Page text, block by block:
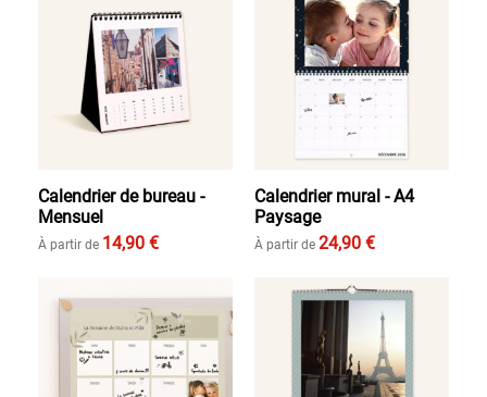
Calendrier de bureau -
Mensuel
À partir de 14,90 €
Calendrier mural - A4
Paysage
À partir de 24,90 €